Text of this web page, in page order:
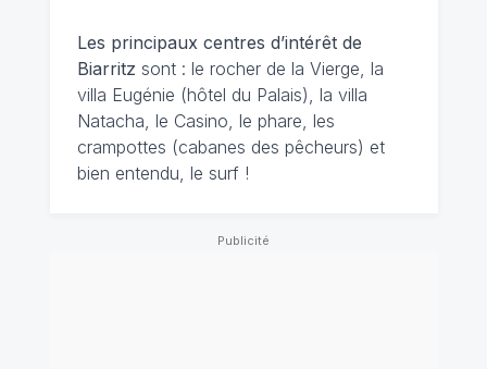
Les principaux centres d’intérêt de
Biarritz sont : le rocher de la Vierge, la
villa Eugénie (hôtel du Palais), la villa
Natacha, le Casino, le phare, les
crampottes (cabanes des pêcheurs) et
bien entendu, le surf !